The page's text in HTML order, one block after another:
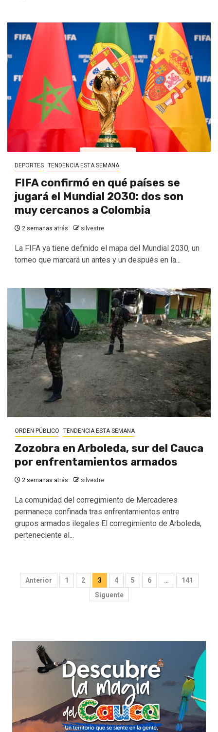
DEPORTES TENDENCIA ESTA SEMANA
FIFA confirmó en qué países se
jugará el Mundial 2030: dos son
muy cercanos a Colombia
2 semanas atrás silvestre
La FIFA ya tiene definido el mapa del Mundial 2030, un
torneo que marcará un antes y un después en la...
ORDEN PÚBLICO TENDENCIA ESTA SEMANA
Zozobra en Arboleda, sur del Cauca
por enfrentamientos armados
2 semanas atrás silvestre
La comunidad del corregimiento de Mercaderes
permanece confinada tras enfrentamientos entre
grupos armados ilegales El corregimiento de Arboleda,
perteneciente al...
Paginación
Anterior 1 2 3 4 5 6 …
141
Siguente